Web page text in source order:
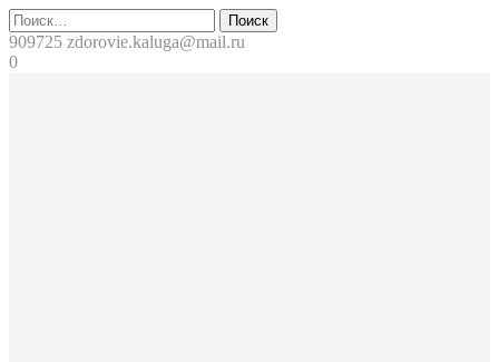
Перейти
к
содержимому
Поиск
909725 zdorovie.kaluga@mail.ru
0